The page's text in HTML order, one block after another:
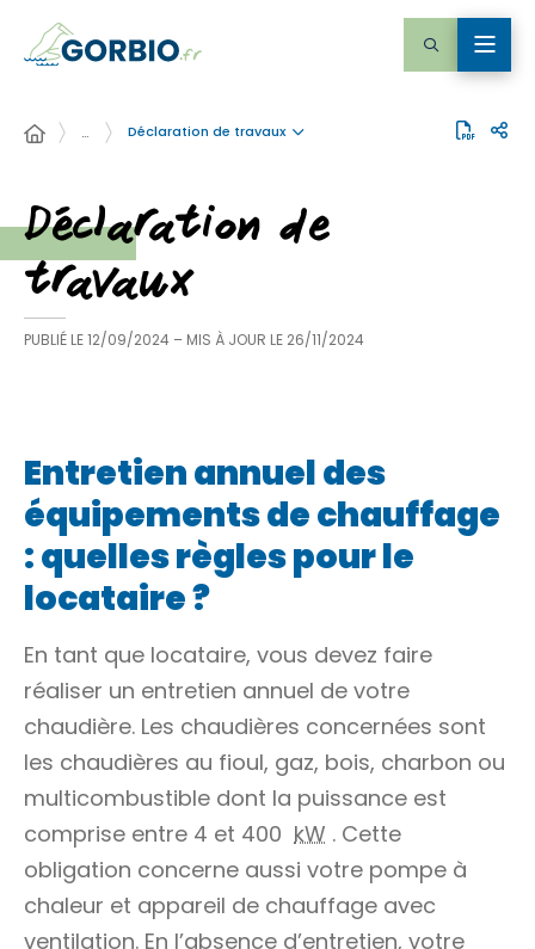
… Déclaration de travaux
Déclaration de
travaux
PUBLIÉ LE12/09/2024 – MIS À JOUR LE 26/11/2024
Entretien annuel des
équipements de chauffage
: quelles règles pour le
locataire ?
En tant que locataire, vous devez faire
réaliser un entretien annuel de votre
chaudière. Les chaudières concernées sont
les chaudières au fioul, gaz, bois, charbon ou
multicombustible dont la puissance est
comprise entre 4 et 400 kW . Cette
obligation concerne aussi votre pompe à
chaleur et appareil de chauffage avec
ventilation. En l’absence d’entretien, votre